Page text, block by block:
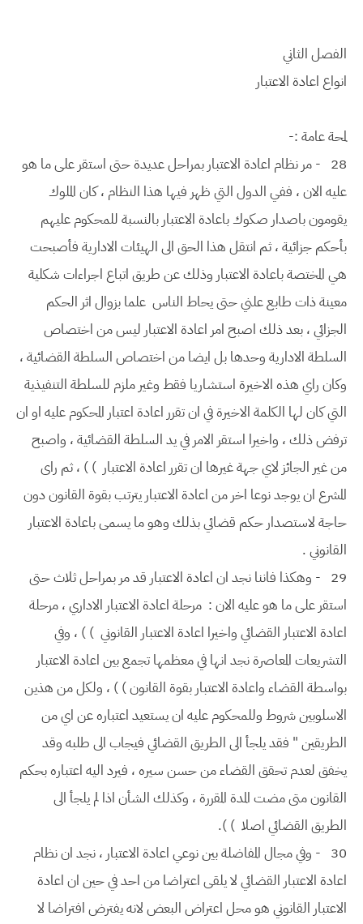
الفصل الثاني
انواع اعادة الاعتبار
لمحة عامة :-
28 - مر نظام اعادة الاعتبار بمراحل عديدة حتى استقر على ما هو
عليه الان ، ففي الدول التي ظهر فيها هذا النظام ، كان الملوك
يقومون باصدار صكوك باعادة الاعتبار بالنسبة للمحكوم عليهم
بأحكم جزائية ، ثم انتقل هذا الحق الى الهيئات الادارية فأصبحت
هي المختصة باعادة الاعتبار وذلك عن طريق اتباع اجراءات شكلية
معينة ذات طابع علني حتى يحاط الناس علما بزوال اثر الحكم
الجزائي ، بعد ذلك اصبح امر اعادة الاعتبار ليس من اختصاص
السلطة الادارية وحدها بل ايضا من اختصاص السلطة القضائية ،
وكان راي هذه الاخيرة استشاريا فقط وغير ملزم للسلطة التنفيذية
التي كان لها الكلمة الاخيرة في ان تقرر اعادة اعتبار المحكوم عليه او ان
ترفض ذلك ، واخيرا استقر الامر في يد السلطة القضائية ، واصبح
من غير الجائز لاي جهة غيرها ان تقرر اعادة الاعتبار ) ) ، ثم راى
المشرع ان يوجد نوعا اخر من اعادة الاعتبار يترتب بقوة القانون دون
حاجة لاستصدار حكم قضائي بذلك وهو ما يسمى باعادة الاعتبار
القانوني .
29 - وهكذا فاننا نجد ان اعادة الاعتبار قد مر بمراحل ثلاث حتى
استقر على ما هو عليه الان : مرحلة اعادة الاعتبار الاداري ، مرحلة
اعادة الاعتبار القضائي واخيرا اعادة الاعتبار القانوني ) ) ، وفي
التشريعات المعاصرة نجد انها في معظمها تجمع بين اعادة الاعتبار
بواسطة القضاء واعادة الاعتبار بقوة القانون ) ) ، ولكل من هذين
الاسلوبين شروط وللمحكوم عليه ان يستعيد اعتباره عن اي من
الطريقين " فقد يلجأ الى الطريق القضائي فيجاب الى طلبه وقد
يخفق لعدم تحقق القضاء من حسن سيره ، فيرد اليه اعتباره بحكم
القانون متى مضت المدة المقررة ، وكذلك الشأن اذا لم يلجأ الى
الطريق القضائي اصلا ) ).
30 - وفي مجال المفاضلة بين نوعي اعادة الاعتبار ، نجد ان نظام
اعادة الاعتبار القضائي لا يلقى اعتراضا من احد في حين ان اعادة
الاعتبار القانوني هو محل اعتراض البعض لانه يفترض افتراضا لا